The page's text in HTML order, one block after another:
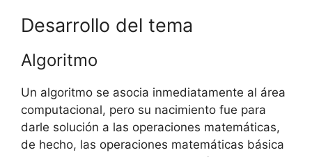
Desarrollo del tema
Algoritmo
Un algoritmo se asocia inmediatamente al área
computacional, pero su nacimiento fue para
darle solución a las operaciones matemáticas,
de hecho, las operaciones matemáticas básica